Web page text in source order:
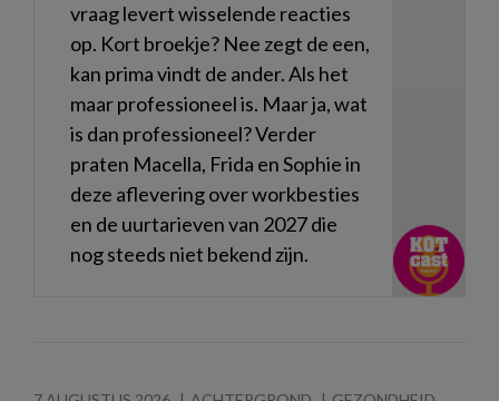
vraag levert wisselende reacties
op. Kort broekje? Nee zegt de een,
kan prima vindt de ander. Als het
maar professioneel is. Maar ja, wat
is dan professioneel? Verder
praten Macella, Frida en Sophie in
deze aflevering over workbesties
en de uurtarieven van 2027 die
nog steeds niet bekend zijn.